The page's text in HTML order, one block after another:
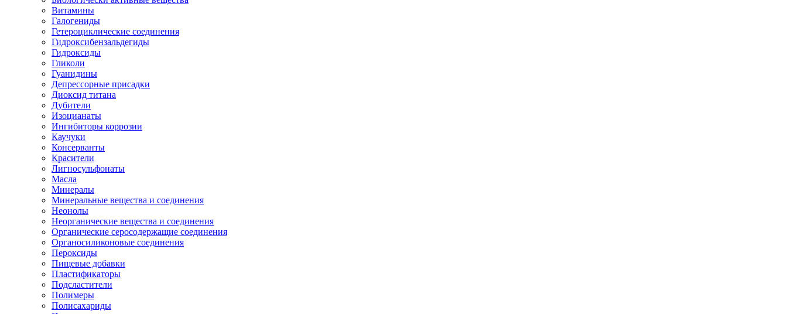
Витамины
Галогениды
Гетероциклические соединения
Гидроксибензальдегиды
Гидроксиды
Гликоли
Гуанидины
Депрессорные присадки
Диоксид титана
Дубители
Изоцианаты
Ингибиторы коррозии
Каучуки
Консерванты
Красители
Лигносульфонаты
Масла
Минералы
Минеральные вещества и соединения
Неонолы
Неорганические вещества и соединения
Органические серосодержащие соединения
Органосиликоновые соединения
Пероксиды
Пищевые добавки
Пластификаторы
Подсластители
Полимеры
Полисахариды